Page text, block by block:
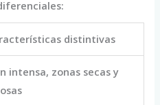
distintivas
intensa, zonas secas y